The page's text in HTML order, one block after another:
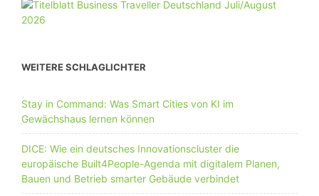
WEITERE SCHLAGLICHTER
Stay in Command: Was Smart Cities von KI im
Gewächshaus lernen können
DICE: Wie ein deutsches Innovationscluster die
europäische Built4People-Agenda mit digitalem Planen,
Bauen und Betrieb smarter Gebäude verbindet